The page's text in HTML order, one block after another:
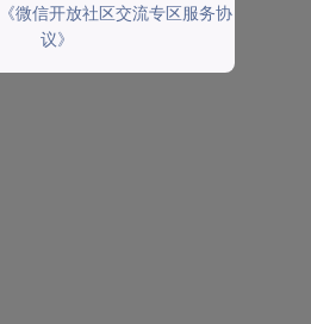
《微信开放社区交流专区服务协
议》